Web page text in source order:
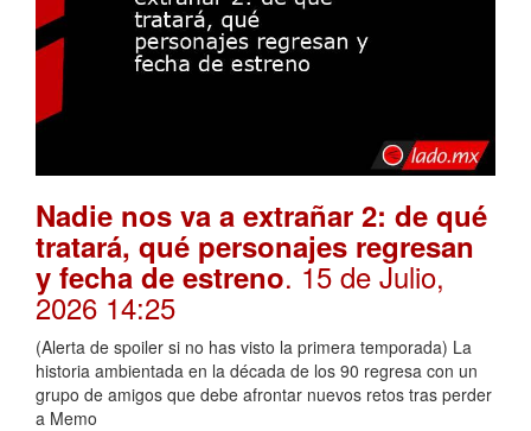
Nadie nos va a extrañar 2: de qué
tratará, qué personajes regresan
y fecha de estreno. 15 de Julio,
2026 14:25
(Alerta de spoiler si no has visto la primera temporada) La
historia ambientada en la década de los 90 regresa con un
grupo de amigos que debe afrontar nuevos retos tras perder
a Memo